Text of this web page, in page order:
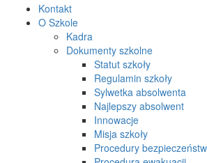
Kontakt
O Szkole
Kadra
Dokumenty szkolne
Statut szkoły
Regulamin szkoły
Sylwetka absolwenta
Najlepszy absolwent
Innowacje
Misja szkoły
Procedury